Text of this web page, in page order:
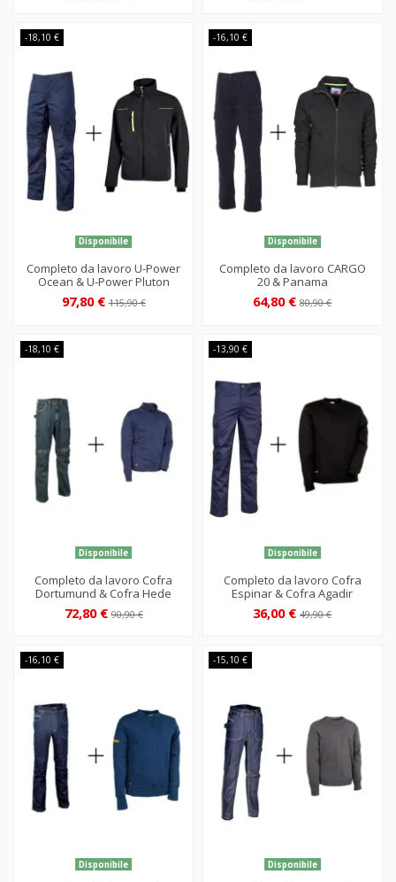
-18,10 €
Disponibile
Completo da lavoro U-Power
Ocean & U-Power Pluton
97,80 €115,90 €
-16,10 €
Disponibile
Completo da lavoro CARGO
20 & Panama
64,80 €80,90 €
-18,10 €
Disponibile
Completo da lavoro Cofra
Dortumund & Cofra Hede
72,80 €90,90 €
-13,90 €
Disponibile
Completo da lavoro Cofra
Espinar & Cofra Agadir
36,00 €49,90 €
-16,10 €
Disponibile
-15,10 €
Disponibile